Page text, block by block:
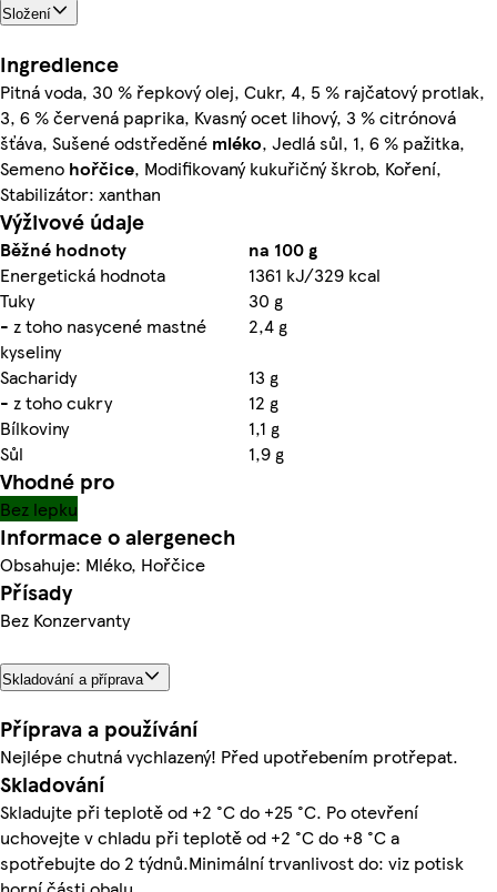
Složení
Ingredience
Pitná voda, 30 % řepkový olej, Cukr, 4, 5 % rajčatový protlak,
3, 6 % červená paprika, Kvasný ocet lihový, 3 % citrónová
šťáva, Sušené odstředěné mléko, Jedlá sůl, 1, 6 % pažitka,
Semeno hořčice, Modifikovaný kukuřičný škrob, Koření,
Stabilizátor: xanthan
Výživové údaje
Běžné hodnoty
na 100 g
Energetická hodnota
1361 kJ/329 kcal
Tuky
30 g
- z toho nasycené mastné
kyseliny
2,4 g
Sacharidy
13 g
- z toho cukry
12 g
Bílkoviny
1,1 g
Sůl
1,9 g
Vhodné pro
Bez lepku
Informace o alergenech
Obsahuje: Mléko, Hořčice
Přísady
Bez Konzervanty
Skladování a příprava
Příprava a používání
Nejlépe chutná vychlazený! Před upotřebením protřepat.
Skladování
Skladujte při teplotě od +2 °C do +25 °C. Po otevření
uchovejte v chladu při teplotě od +2 °C do +8 °C a
spotřebujte do 2 týdnů.Minimální trvanlivost do: viz potisk